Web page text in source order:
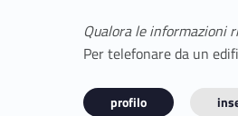
Qualora le informazioni
Per telefonare da un
profilo